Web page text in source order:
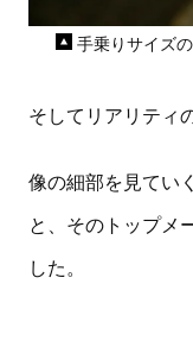
手乗りサイズ
そしてリアリティ
像の細部を見てい
と、そのトップメ
した。